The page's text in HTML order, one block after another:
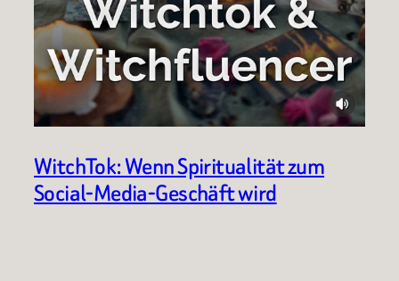
WitchTok: Wenn Spiritualität zum
Social-Media-Geschäft wird